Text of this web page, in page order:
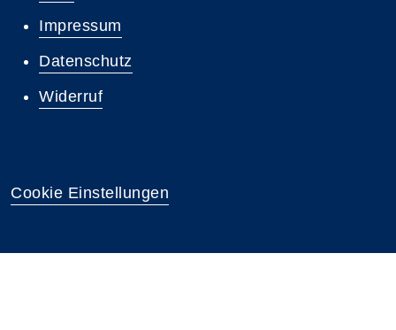
Impressum
Datenschutz
Widerruf
Cookie Einstellungen